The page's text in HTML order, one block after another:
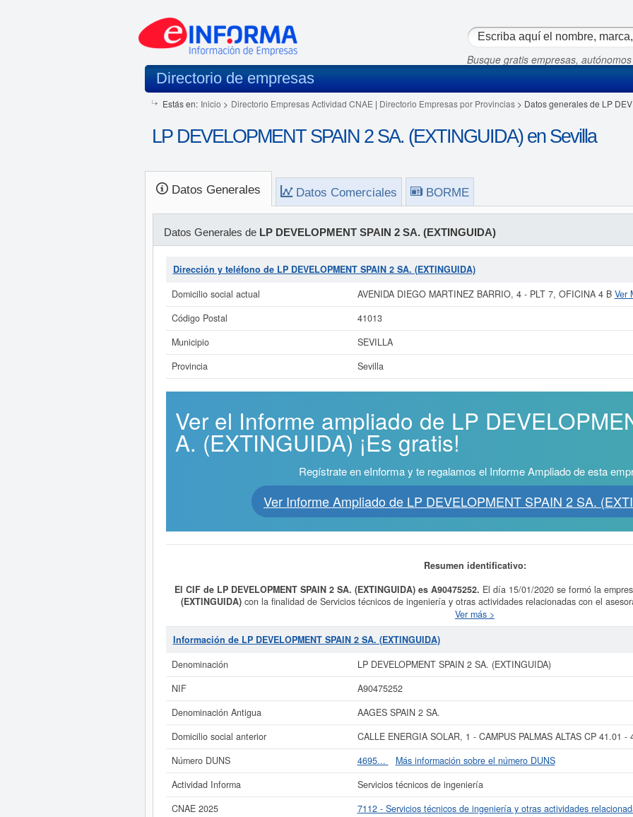
Busque gratis empresas,
Directorio de empresas
Estás en: Inicio > Directorio Empresas Actividad CNAE | Directorio Empresas por Provincias> Datos generales de LP
LP DEVELOPMENT SPAIN 2 SA. (EXTINGUIDA) en Sevilla
Datos Generales Datos Comerciales BORME
Datos Generales de LP DEVELOPMENT SPAIN 2 SA. (EXTINGUIDA)
Dirección y teléfono de LP DEVELOPMENT SPAIN 2 SA. (EXTINGUIDA)
Domicilio social actual
AVENIDA DIEGO MARTINEZ BARRIO, 4 - PLT 7, OFICINA 4 B Ver
Código Postal
41013
Municipio
SEVILLA
Provincia
Sevilla
Ver el Informe ampliado de LP
A. (EXTINGUIDA) ¡Es gratis!
Regístrate en eInforma y te regalamos el Informe Ampliado de esta
Ver Informe Ampliado de LP DEVELOPMENT SPAIN 2 SA.
Resumen identificativo:
El CIF de LP DEVELOPMENT SPAIN 2 SA. (EXTINGUIDA) es A90475252. El día 15/01/2020 se formó la
(EXTINGUIDA) con la finalidad de Servicios técnicos de ingeniería y otras actividades relacionadas con el
categoría CNAE 7112 - Servicios técnicos de ingeniería y otras actividades relacionadas con el asesoramiento
SPAIN 2 SA. (EXTINGUIDA)se encuentra en la clasificación SIC correspondiente a la actividad 87110000.
consultas. La última visualización es del 12/03/2026. Esta empresa y otras similiares pueden aspirar a algunas
aquí. Su capital se sitúa alrededor de 3.100 a 60.000 €. El número de actos publicados en el BORME sobre
Registro Mercantil de Sevilla.
Si está interesado en conocer más datos de la empresa LP DEVELOPMENT SPAIN 2 SA. (EXTINGUIDA) puede
ampliado
de LP DEVELOPMENT SPAIN 2 SA. (EXTINGUIDA) y consultar los resultados de sus años de
resultados disponibles.
La última actualización del informe de empresa se ha realizado el 13/03/2026.
Ver más >
Información de LP DEVELOPMENT SPAIN 2 SA. (EXTINGUIDA)
Denominación
LP DEVELOPMENT SPAIN 2 SA. (EXTINGUIDA)
NIF
A90475252
Denominación Antigua
AAGES SPAIN 2 SA.
Domicilio social anterior
CALLE ENERGIA SOLAR, 1 - CAMPUS PALMAS ALTAS CP 41.01 -
Número DUNS
4695...
Más información sobre el número DUNS
Actividad Informa
Servicios técnicos de ingeniería
CNAE 2025
7112 - Servicios técnicos de ingeniería y otras actividades